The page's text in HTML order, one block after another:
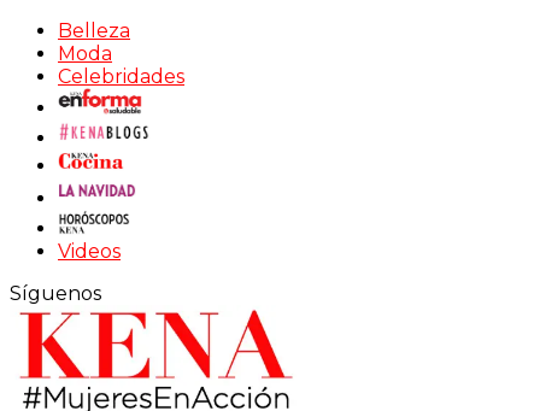
Belleza
Moda
Celebridades
Videos
Síguenos